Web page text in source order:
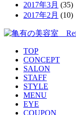
2017年3月 (35)
2017年2月 (10)
TOP
CONCEPT
SALON
STAFF
STYLE
MENU
EYE
COUPON